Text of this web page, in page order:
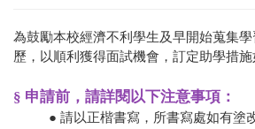
為鼓勵本校經濟不利學生及早開始蒐集
歷，以順利獲得面試機會，訂定助學措施
§ 申請前，請詳閱以下注意事項：
● 請以正楷書寫，所書寫處如有塗